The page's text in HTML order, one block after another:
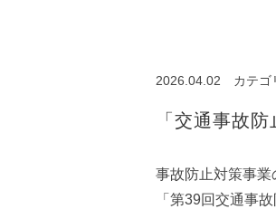
2026.04.02 カテゴ
「交通事故
事故防止対策事業
「第39回交通事